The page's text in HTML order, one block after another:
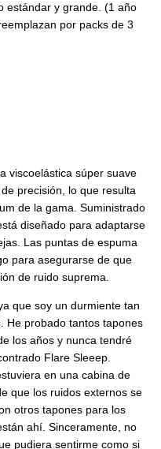
estándar y grande. (1 año
por packs de 3
viscoelástica súper suave
precisión, lo que resulta
de la gama. Suministrado
diseñado para adaptarse
Las puntas de espuma
para asegurarse de que
de ruido suprema.
que soy un durmiente tan
He probado tantos tapones
los años y nunca tendré
Flare Sleeep.
en una cabina de
que los ruidos externos se
otros tapones para los
ahí. Sinceramente, no
pudiera sentirme como si